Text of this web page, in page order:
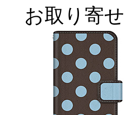
お取り寄せ